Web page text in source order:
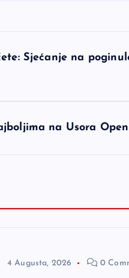
Sjećanje na
na Usora
4 Augusta, 2026 0